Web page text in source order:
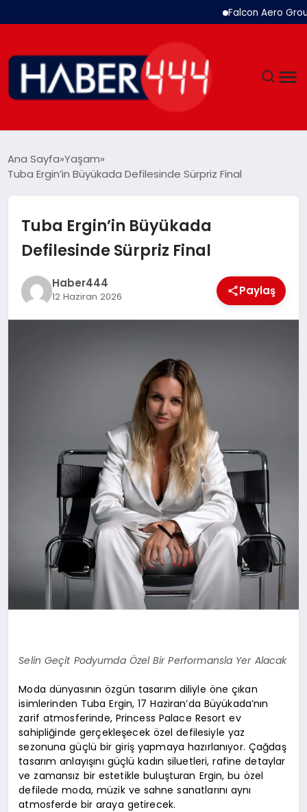
Falcon Aero Group,
SIYASET
DÜNYA
EKONOMI
SPOR
Ana Sayfa Yaşam
Tuba Ergin’in Büyükada Defilesinde Sürpriz Final
Tuba Ergin’in Büyükada
Defilesinde Sürpriz Final
Haber444
12 Haziran 2026 Paylaş
Selin Geçit Podyumda Özel Bir Performansla Yer Alacak
Moda dünyasının özgün tasarım diliyle öne çıkan
isimlerinden Tuba Ergin, 17 Haziran’da Büyükada’nın
zarif atmosferinde, Princess Palace Resort ev
sahipliğinde gerçekleşecek özel defilesiyle yaz
sezonuna güçlü bir giriş yapmaya hazırlanıyor. Çağdaş
tasarım anlayışını güçlü kadın siluetleri, rafine detaylar
ve zamansız bir estetikle buluşturan Ergin, bu özel
defilede moda, müzik ve sahne sanatlarını aynı
atmosferde bir araya getirecek.